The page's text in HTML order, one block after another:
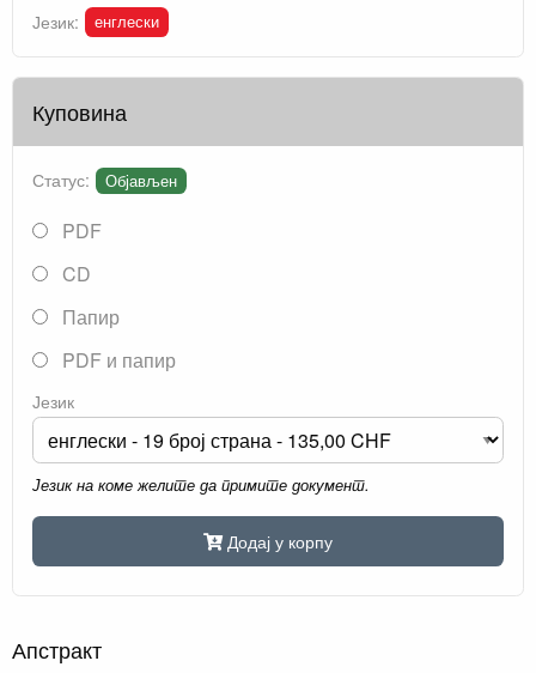
Језик: енглески
Куповина
Статус: Објављен
PDF
CD
Папир
PDF и папир
Језик
Језик на коме желите да примите документ.
Додај у корпу
Апстракт